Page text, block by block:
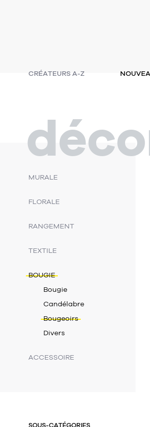
CRÉATEURS A-Z
MURALE
FLORALE
RANGEMENT
TEXTILE
BOUGIE
Bougie
Candélabre
Bougeoirs
Divers
ACCESSOIRE